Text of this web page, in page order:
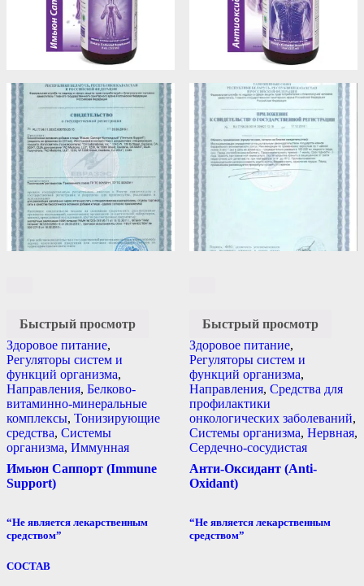
Быстрый просмотр
Здоровое питание,
Регуляторы систем и
функций организма,
Направления, Белково-
витаминно-минеральные
комплексы, Тонизирующие
средства, Системы
организма, Иммунная
Имьюн Саппорт (Immune
Support)
“Не является лекарственным
средством”
СОСТАВ
Быстрый просмотр
Здоровое питание,
Регуляторы систем и
функций организма,
Направления, Средства для
профилактики
онкологических заболеваний,
Системы организма, Нервная,
Сердечно-сосудистая
Анти-Оксидант (Anti-
Oxidant)
“Не является лекарственным
средством”